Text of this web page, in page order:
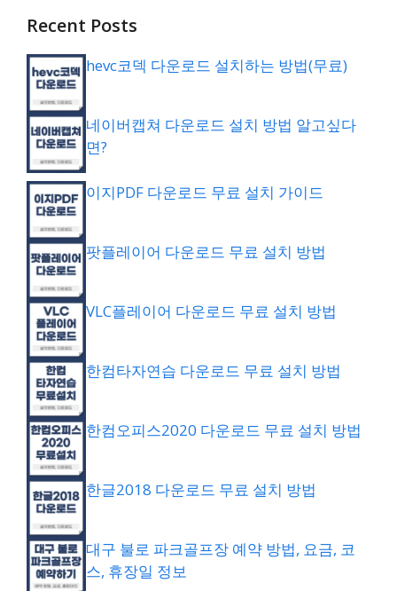
Recent Posts
hevc코덱 다운로드 설치하는 방법(무료)
네이버캡쳐 다운로드 설치 방법 알고싶다
면?
이지PDF 다운로드 무료 설치 가이드
팟플레이어 다운로드 무료 설치 방법
VLC플레이어 다운로드 무료 설치 방법
한컴타자연습 다운로드 무료 설치 방법
한컴오피스2020 다운로드 무료 설치 방법
한글2018 다운로드 무료 설치 방법
대구 불로 파크골프장 예약 방법, 요금, 코
스, 휴장일 정보